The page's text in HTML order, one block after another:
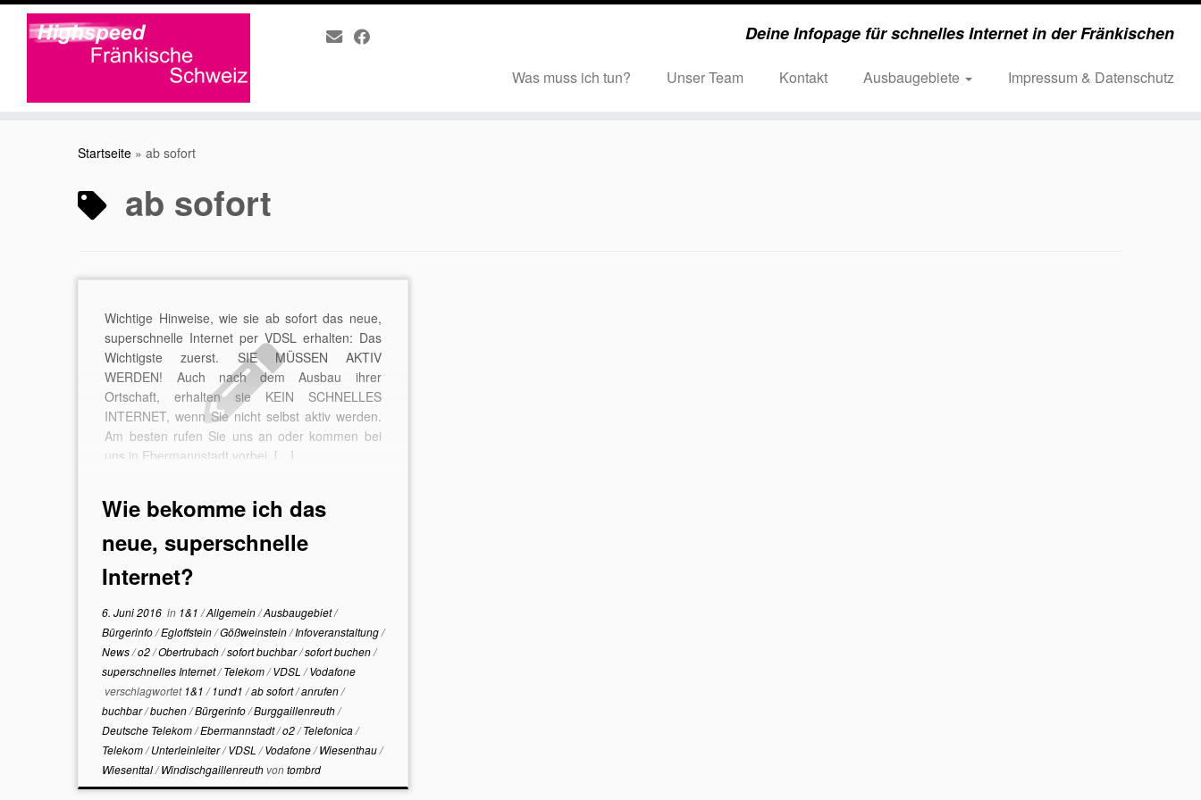
Deine Infopage für schnelles Internet in der Fränkischen
Was muss ich tun? Unser Team Kontakt Ausbaugebiete Impressum & Datenschutz
Startseite » ab sofort
ab sofort
Wichtige Hinweise, wie sie ab sofort das neue,
superschnelle Internet per VDSL erhalten: Das
Wichtigste zuerst. SIE MÜSSEN AKTIV
WERDEN! Auch nach dem Ausbau ihrer
Ortschaft, erhalten sie KEIN SCHNELLES
INTERNET, wenn Sie nicht selbst aktiv werden.
Am besten rufen Sie uns an oder kommen bei
uns in Ebermannstadt vorbei. […]
Wie bekomme ich das
neue, superschnelle
Internet?
6. Juni 2016in 1&1 /Allgemein/Ausbaugebiet/
Bürgerinfo/Egloffstein/Gößweinstein/Infoveranstaltung/
News/o2/Obertrubach/sofort buchbar/sofort buchen/
superschnelles Internet/Telekom/VDSL /Vodafone
verschlagwortet 1&1 /1und1 /ab sofort/anrufen/
buchbar/buchen/Bürgerinfo/Burggaillenreuth/
Deutsche Telekom/Ebermannstadt/o2/Telefonica/
Telekom/Unterleinleiter/VDSL /Vodafone/Wiesenthau/
Wiesenttal/Windischgaillenreuth vontombrd